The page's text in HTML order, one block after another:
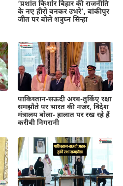
‘प्रशांत किशोर बिहार की राजनीति
के नए हीरो बनकर उभरे’, बांकीपुर
जीत पर बोले शत्रुघ्न सिन्हा
पाकिस्तान-सऊदी अरब-तुर्किए रक्षा
समझौते पर भारत की नजर, विदेश
मंत्रालय बोला- हालात पर रख रहे हैं
करीबी निगरानी